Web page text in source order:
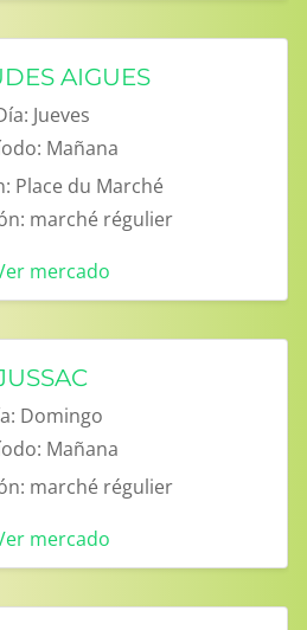
AIGUES
Jueves
Mañana
Place du Marché
marché régulier
mercado
Domingo
Mañana
marché régulier
mercado